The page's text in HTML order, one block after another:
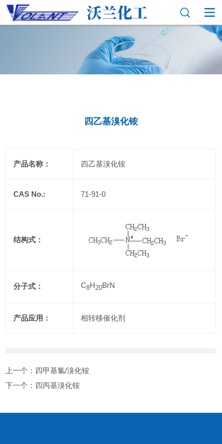
四乙基溴化铵
产品名称： 四乙基溴化铵
CAS No.: 71-91-0
结构式：
分子式： C8H20BrN
产品应用： 相转移催化剂
上一个： 四甲基氯/溴化铵
下一个： 四丙基溴化铵